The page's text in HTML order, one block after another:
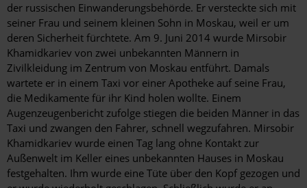
der russischen Einwanderungsbehörde. Er versteckte sich mit
seiner Frau und seinem kleinen Sohn in Moskau, weil er um
deren Sicherheit fürchtete. Am 9. Juni 2014 wurde Mirsobir
Khamidkariev von zwei unbekannten Männern in
Zivilkleidung im Zentrum von Moskau entführt. Damals
wartete er in einem Taxi vor einer Apotheke auf seine Frau,
die Medikamente für ihr Kind holen wollte. Einem
Augenzeugenbericht zufolge stiegen die beiden Männer in das
Taxi und zwangen den Fahrer, schnell wegzufahren. Mirsobir
Khamidkariev wurde einen Tag lang ohne Kontakt zur
Außenwelt im Keller eines unbekannten Hauses in Moskau
festgehalten. Ihm wurde eine Tüte über den Kopf gezogen und